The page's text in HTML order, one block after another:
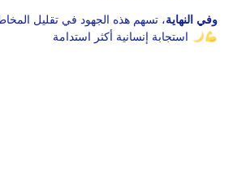
وفي النهاية، تسهم هذه الجهود في تقليل